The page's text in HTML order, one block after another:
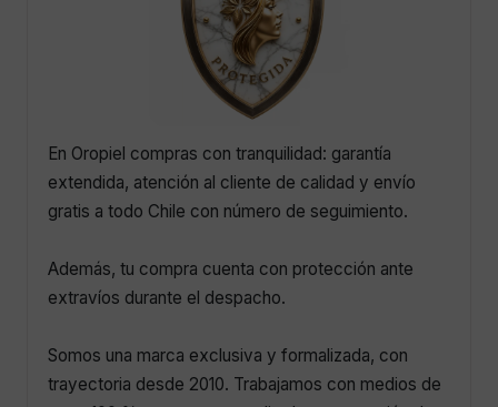
En Oropiel compras con tranquilidad: garantía
extendida, atención al cliente de calidad y envío
gratis a todo Chile con número de seguimiento.
Además, tu compra cuenta con protección ante
extravíos durante el despacho.
Somos una marca exclusiva y formalizada, con
trayectoria desde 2010. Trabajamos con medios de